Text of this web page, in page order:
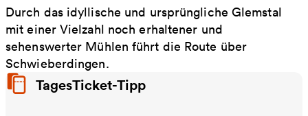
Durch das idyllische und ursprüngliche Glemstal
mit einer Vielzahl noch erhaltener und
sehenswerter Mühlen führt die Route über
Schwieberdingen.
TagesTicket-Tipp